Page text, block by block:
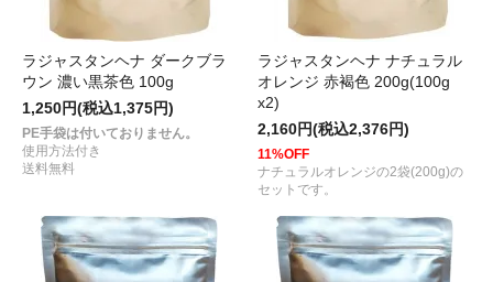
ラジャスタンヘナ ダークブラ
ウン 濃い黒茶色 100g
1,250円(税込1,375円)
PE手袋は付いておりません。
使用方法付き
送料無料
ラジャスタンヘナ ナチュラル
オレンジ 赤褐色 200g(100g
x2)
2,160円(税込2,376円)
11%OFF
ナチュラルオレンジの2袋(200g)の
セットです。